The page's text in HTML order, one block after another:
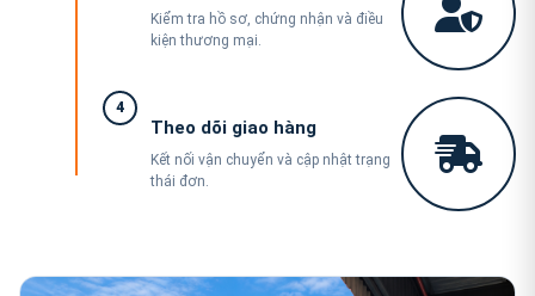
Kiểm tra hồ sơ, chứng nhận và điều
kiện thương mại.
4
Theo dõi giao hàng
Kết nối vận chuyển và cập nhật trạng
thái đơn.